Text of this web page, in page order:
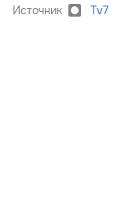
Источник Tv7